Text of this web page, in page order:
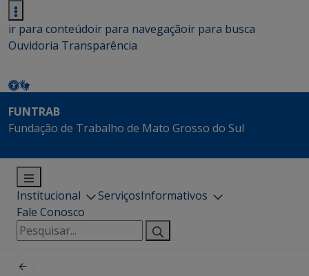
ir para conteúdoir para navegaçãoir para busca
Ouvidoria Transparência
FUNTRAB
Fundação de Trabalho de Mato Grosso do Sul
Institucional ServiçosInformativos
Fale Conosco
Pesquisar
por: